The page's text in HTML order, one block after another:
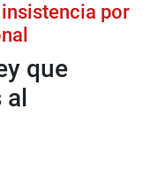
por
que
al